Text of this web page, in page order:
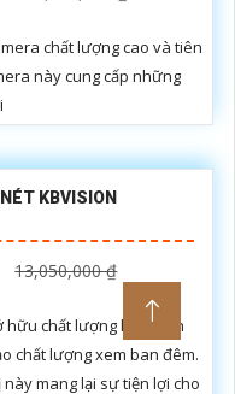
chất lượng cao và tiên
này cung cấp những
KBVISION
13,050,000 ₫
hữu chất lượng hình ảnh
chất lượng xem ban đêm.
mang lại sự tiện lợi cho